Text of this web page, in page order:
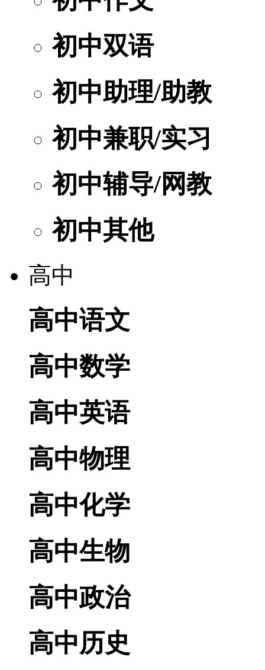
初中双语
初中助理/助教
初中兼职/实习
初中辅导/网教
初中其他
高中
高中语文
高中数学
高中英语
高中物理
高中化学
高中生物
高中政治
高中历史